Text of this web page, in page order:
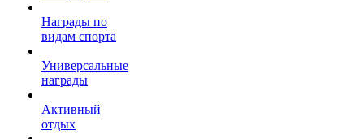
Награды по
видам спорта
Универсальные
награды
Активный
отдых